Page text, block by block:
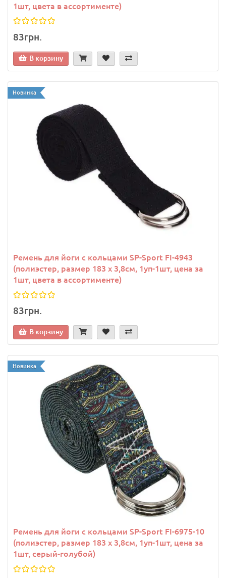
1шт, цвета в ассортименте)
83грн.
В корзину
Новинка
Ремень для йоги с кольцами SP-Sport FI-4943
(полиэстер, размер 183 x 3,8см, 1уп-1шт, цена за
1шт, цвета в ассортименте)
83грн.
В корзину
Новинка
Ремень для йоги с кольцами SP-Sport FI-6975-10
(полиэстер, размер 183 x 3,8см, 1уп-1шт, цена за
1шт, серый-голубой)